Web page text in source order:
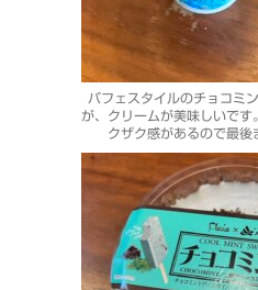
パフェスタイルのチョコミ
が、クリームが美味しいで
クザク感があるので最後